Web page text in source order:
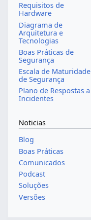
Requisitos de
Hardware
Diagrama de
Arquitetura e
Tecnologias
Boas Práticas de
Segurança
Escala de Maturidade
de Segurança
Plano de Respostas a
Incidentes
Noticias
Blog
Boas Práticas
Comunicados
Podcast
Soluções
Versões